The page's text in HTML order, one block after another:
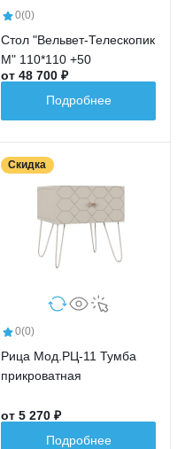
0(0)
Стол "Вельвет-Телескопик
М" 110*110 +50
от 48 700 ₽
Подробнее
Скидка
0(0)
Рица Мод.РЦ-11 Тумба
прикроватная
от 5 270 ₽
Подробнее